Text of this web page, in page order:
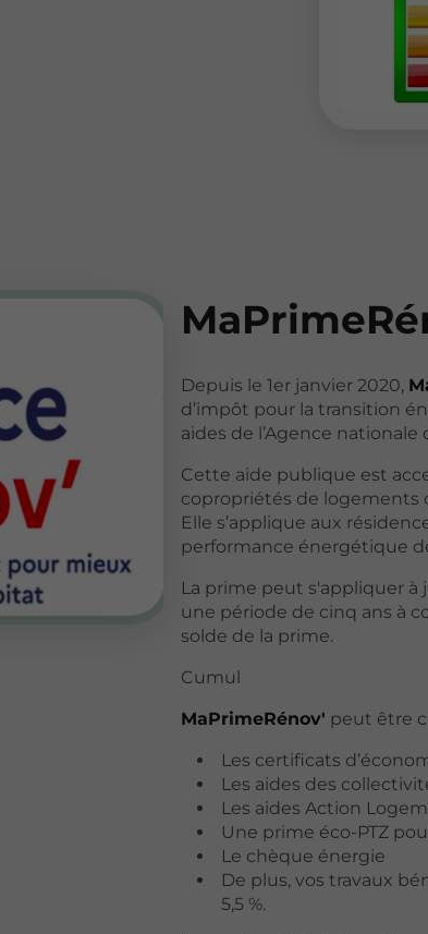
Depuis le 1er janvier 2020,
d’impôt pour la transition
aides de l’Agence nationale
Cette aide publique est
copropriétés de logements
Elle s’applique aux
performance énergétique
La prime peut s'appliquer
une période de cinq ans à
solde de la prime.
Cumul
MaPrimeRénov' peut être
Les certificats
Les aides des
Les aides Action
Une prime éco-PTZ
Le chèque énergie
De plus, vos travaux
5,5 %.